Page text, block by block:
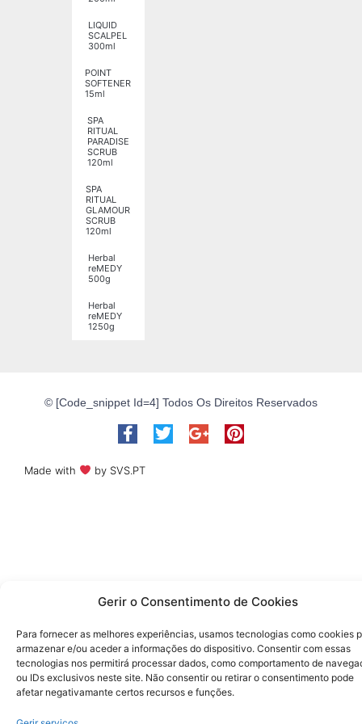
Gerir o Consentimento de Cookies
Para fornecer as melhores experiências, usamos tecnologias como cookies
armazenar e/ou aceder a informações do dispositivo. Consentir com essas
tecnologias nos permitirá processar dados, como comportamento de
ou IDs exclusivos neste site. Não consentir ou retirar o consentimento pode
afetar negativamante certos recursos e funções.
LIQUID
SCALPEL
300ml
POINT
SOFTENER
15ml
SPA
RITUAL
PARADISE
SCRUB
120ml
SPA
RITUAL
GLAMOUR
SCRUB
120ml
Herbal
reMEDY
500g
Herbal
reMEDY
1250g
© [code_snippet Id=4] Todos Os Direitos Reservados
Made with by SVS.PT​​